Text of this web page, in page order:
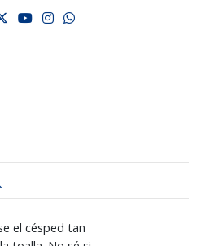
twitter
youtube
instagram
whatsapp
el césped tan